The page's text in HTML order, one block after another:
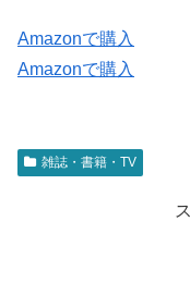
Amazonで購入
Amazonで購入
雑誌・書籍・TV